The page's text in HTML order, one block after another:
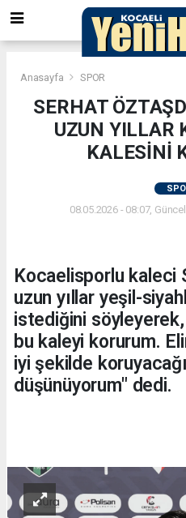
Anasayfa SPOR
SERHAT
UZUN YILLAR
KALESİNİ
08.05.2026 - 08:07,
Kocaelisporlu kaleci
uzun yıllar yeşil-
istediğini söyleyerek,
bu kaleyi korurum.
iyi şekilde
düşünüyorum" dedi.